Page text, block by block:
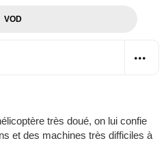
VOD
très doué, on lui confie
et des machines très difficiles à